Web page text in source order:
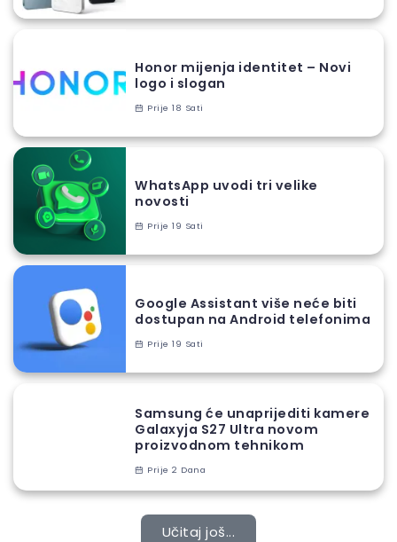
Honor mijenja identitet – Novi
logo i slogan
Prije 18 Sati
WhatsApp uvodi tri velike
novosti
Prije 19 Sati
Google Assistant više neće biti
dostupan na Android telefonima
Prije 19 Sati
Samsung će unaprijediti kamere
Galaxyja S27 Ultra novom
proizvodnom tehnikom
Prije 2 Dana
Učitaj još...